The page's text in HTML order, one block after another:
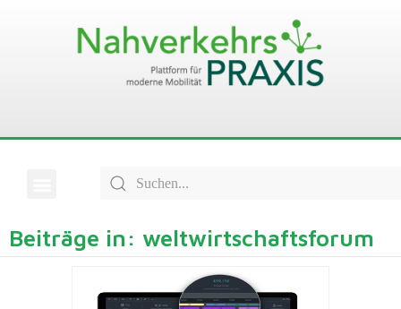
Beiträge in: weltwirtschaftsforum